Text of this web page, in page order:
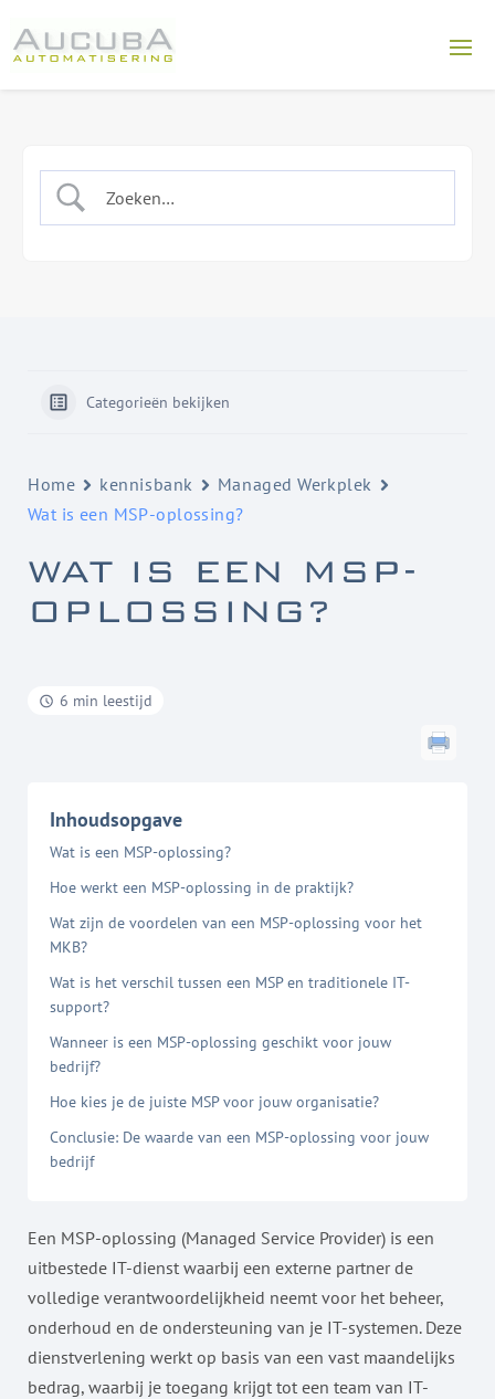
Categorieën bekijken
Home kennisbank
Managed Werkplek
Wat is een MSP-oplossing?
WAT IS EEN MSP-
OPLOSSING?
6 min leestijd
Inhoudsopgave
Wat is een MSP-oplossing?
Hoe werkt een MSP-oplossing in de praktijk?
Wat zijn de voordelen van een MSP-oplossing voor het
MKB?
Wat is het verschil tussen een MSP en traditionele IT-
support?
Wanneer is een MSP-oplossing geschikt voor jouw
bedrijf?
Hoe kies je de juiste MSP voor jouw organisatie?
Conclusie: De waarde van een MSP-oplossing voor jouw
bedrijf
Een MSP-oplossing (Managed Service Provider) is een
uitbestede IT-dienst waarbij een externe partner de
volledige verantwoordelijkheid neemt voor het beheer,
onderhoud en de ondersteuning van je IT-systemen. Deze
dienstverlening werkt op basis van een vast maandelijks
bedrag, waarbij je toegang krijgt tot een team van IT-